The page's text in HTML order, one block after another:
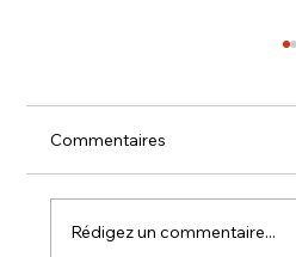
Alors que l’île est
continuent d’affluer
toujours...
Commentaires
Rédigez un commentaire...